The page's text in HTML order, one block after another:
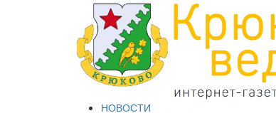
НОВОСТИ